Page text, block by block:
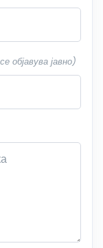
објавува јавно)